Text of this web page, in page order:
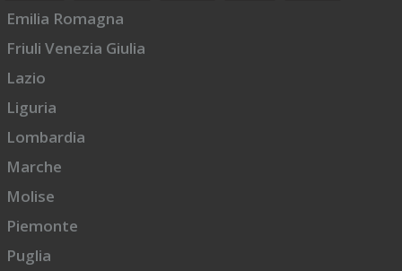
Emilia Romagna
Friuli Venezia Giulia
Lazio
Liguria
Lombardia
Marche
Molise
Piemonte
Puglia